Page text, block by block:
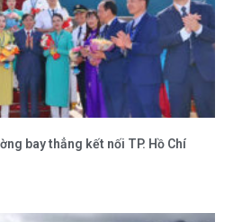
bay thẳng kết nối TP. Hồ Chí